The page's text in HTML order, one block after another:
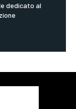
dedicato al